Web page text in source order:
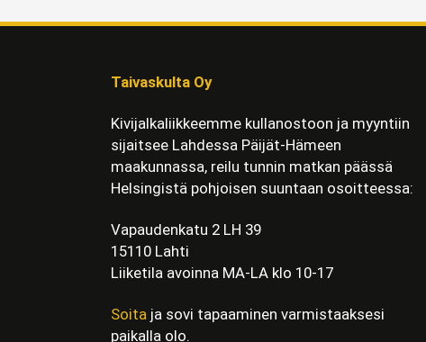
Taivaskulta Oy
Kivijalkaliikkeemme kullanostoon ja myyntiin
sijaitsee Lahdessa Päijät-Hämeen
maakunnassa, reilu tunnin matkan päässä
Helsingistä pohjoisen suuntaan osoitteessa:
Vapaudenkatu 2 LH 39
15110 Lahti
Liiketila avoinna MA-LA klo 10-17
Soita ja sovi tapaaminen varmistaaksesi
paikalla olo.